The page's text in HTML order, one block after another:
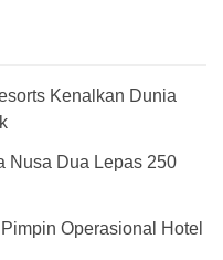
Kenalkan Dunia
Nusa Dua Lepas 250
Operasional Hotel